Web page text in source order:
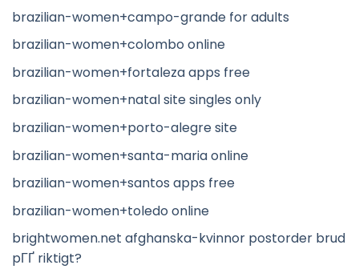
brazilian-women+campo-grande for adults
brazilian-women+colombo online
brazilian-women+fortaleza apps free
brazilian-women+natal site singles only
brazilian-women+porto-alegre site
brazilian-women+santa-maria online
brazilian-women+santos apps free
brazilian-women+toledo online
brightwomen.net afghanska-kvinnor postorder brud
pГҐ riktigt?